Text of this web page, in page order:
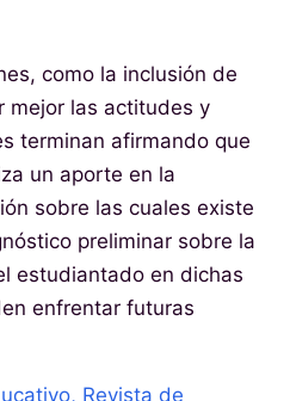
como la inclusión de
mejor las actitudes y
terminan afirmando que
un aporte en la
sobre las cuales existe
preliminar sobre la
estudiantado en dichas
enfrentar futuras
Revista de